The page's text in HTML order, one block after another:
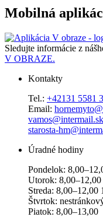
Mobilná
Sledujte informácie z
V OBRAZE.
Kontakty
Tel.: +42131 5581
Email:
vamos@intermail.sk
starosta-
Úradné hodiny
Pondelok:
Utorok:
Streda: 8,00–12,00
Štvrtok:
Piatok: 8,00–13,00